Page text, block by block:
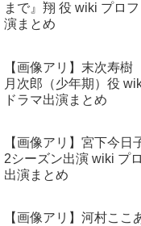
まで』翔 役 wiki プロ
演まとめ
【画像アリ】末次寿樹
月次郎（少年期）役
ドラマ出演まとめ
【画像アリ】宮下今日
2シーズン出演 wiki プ
出演まとめ
【画像アリ】河村ここ